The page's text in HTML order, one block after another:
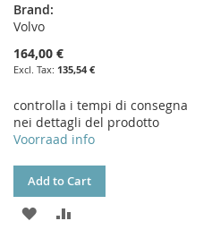
Brand:
Volvo
164,00 €
135,54 €
controlla i tempi di consegna
nei dettagli del prodotto
Voorraad info
Add to Cart
ADD